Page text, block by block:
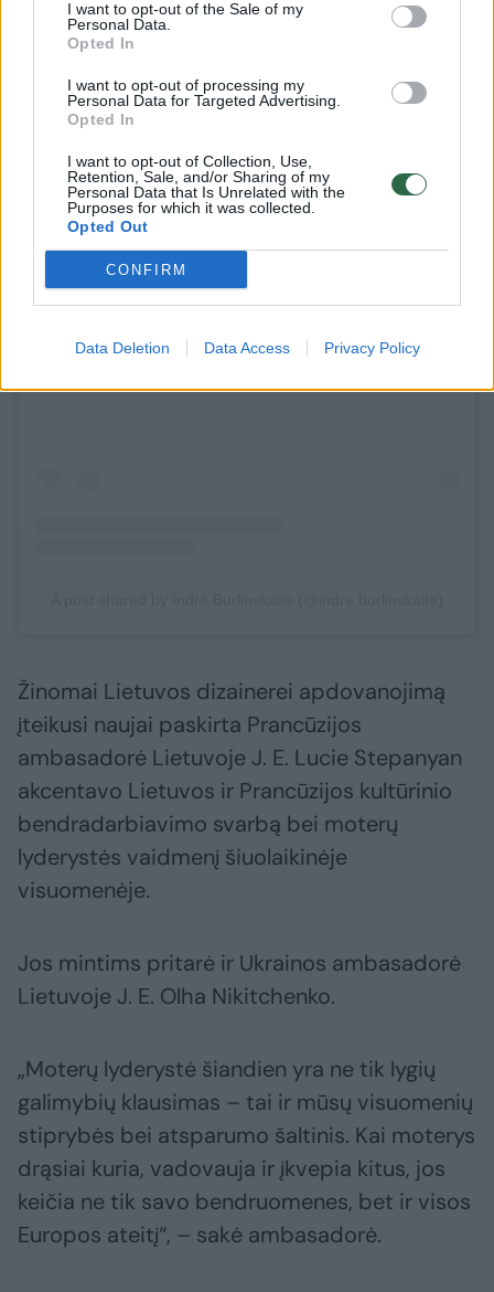
I want to opt-out of the Sale of my
Personal Data.
Opted In
I want to opt-out of processing my
Personal Data for Targeted Advertising.
Opted In
I want to opt-out of Collection, Use,
Retention, Sale, and/or Sharing of my
Personal Data that Is Unrelated with the
Purposes for which it was collected.
Opted Out
CONFIRM
Data Deletion Data Access Privacy Policy
View this post on Instagram
Žinomai Lietuvos dizainerei apdovanojimą
įteikusi naujai paskirta Prancūzijos
ambasadorė Lietuvoje J. E. Lucie Stepanyan
akcentavo Lietuvos ir Prancūzijos kultūrinio
bendradarbiavimo svarbą bei moterų
lyderystės vaidmenį šiuolaikinėje
visuomenėje.
Jos mintims pritarė ir Ukrainos ambasadorė
Lietuvoje J. E. Olha Nikitchenko.
„Moterų lyderystė šiandien yra ne tik lygių
galimybių klausimas – tai ir mūsų visuomenių
stiprybės bei atsparumo šaltinis. Kai moterys
drąsiai kuria, vadovauja ir įkvepia kitus, jos
keičia ne tik savo bendruomenes, bet ir visos
Europos ateitį“, – sakė ambasadorė.